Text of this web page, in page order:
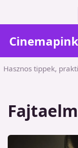
Cinemapink
Hasznos tippek,